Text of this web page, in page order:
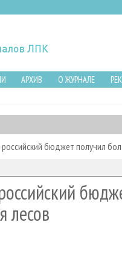
АРХИВ О ЖУРНАЛЕ
бюджет получил
лесов